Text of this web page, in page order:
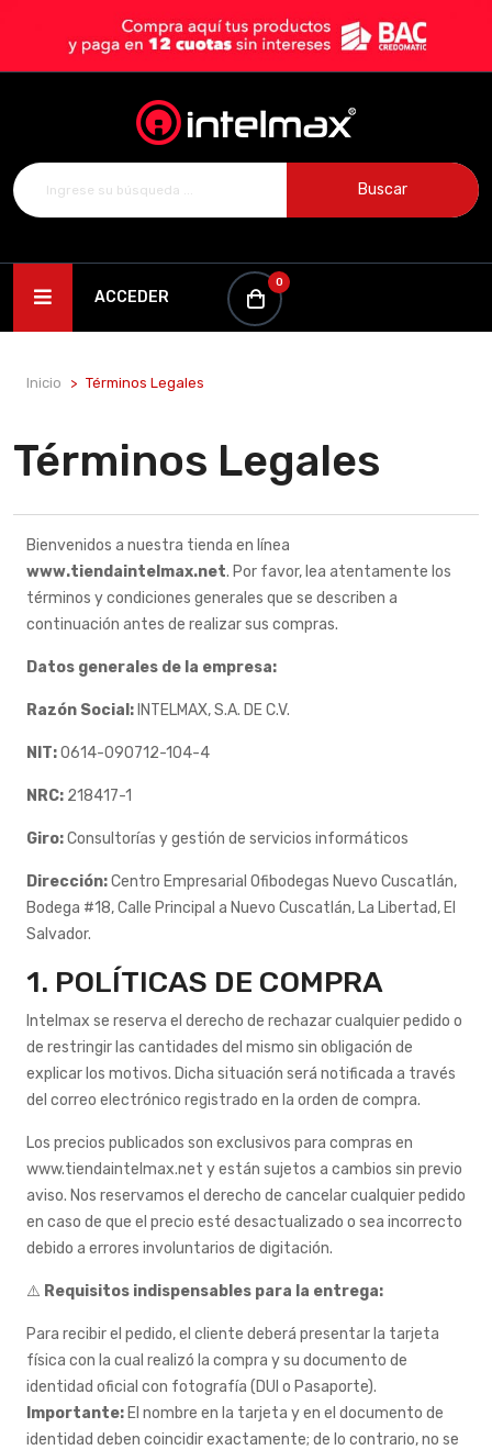
Buscar
ACCEDER
0
Inicio Términos Legales
Términos Legales
Bienvenidos a nuestra tienda en línea
www.tiendaintelmax.net. Por favor, lea atentamente los
términos y condiciones generales que se describen a
continuación antes de realizar sus compras.
Datos generales de la empresa:
Razón Social: INTELMAX, S.A. DE C.V.
NIT:0614-090712-104-4
NRC: 218417-1
Giro:Consultorías y gestión de servicios informáticos
Dirección:Centro Empresarial Ofibodegas Nuevo Cuscatlán,
Bodega #18, Calle Principal a Nuevo Cuscatlán, La Libertad, El
Salvador.
1. POLÍTICAS DE COMPRA
Intelmax se reserva el derecho de rechazar cualquier pedido o
de restringir las cantidades del mismo sin obligación de
explicar los motivos. Dicha situación será notificada a través
del correo electrónico registrado en la orden de compra.
Los precios publicados son exclusivos para compras en
www.tiendaintelmax.net y están sujetos a cambios sin previo
aviso. Nos reservamos el derecho de cancelar cualquier pedido
en caso de que el precio esté desactualizado o sea incorrecto
debido a errores involuntarios de digitación.
⚠️ Requisitos indispensables para la entrega:
Para recibir el pedido, el cliente deberá presentar la tarjeta
física con la cual realizó la compra y su documento de
identidad oficial con fotografía (DUI o Pasaporte).
Importante: El nombre en la tarjeta y en el documento de
identidad deben coincidir exactamente; de lo contrario, no se